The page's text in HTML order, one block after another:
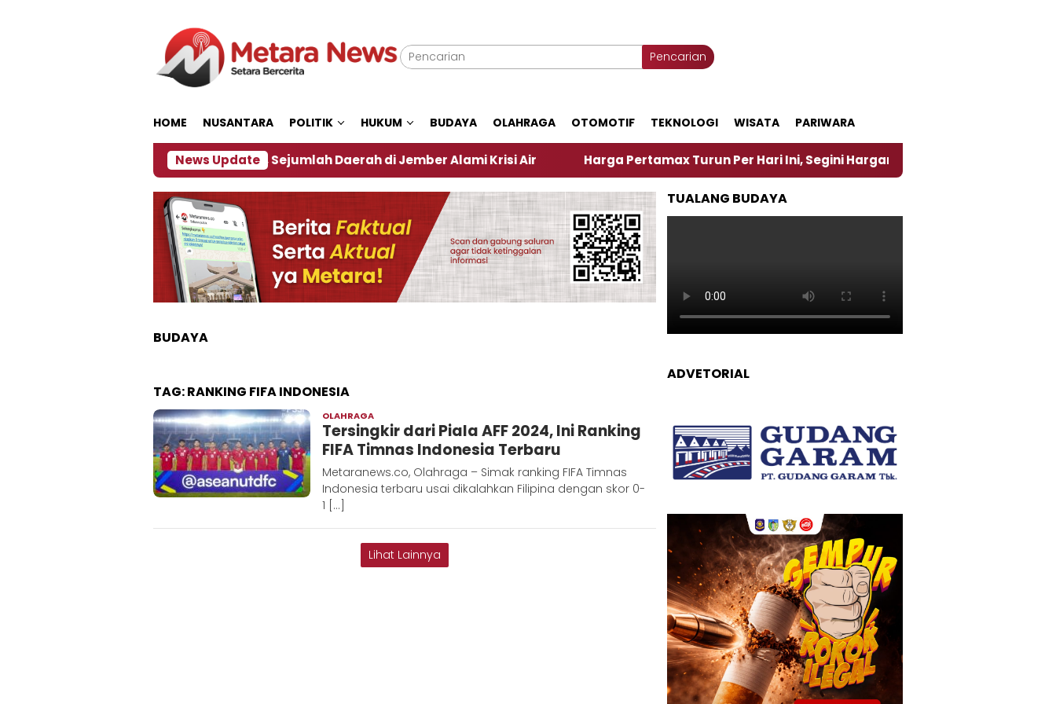
Pencarian
HOME NUSANTARA POLITIK HUKUM BUDAYA OLAHRAGA OTOMOTIF TEKNOLOGI WISATA PARIWARA
News Update
Dampak El Nino, Sejumlah Daerah di Jember Alami Krisi Air Harga Pertamax Turun Per Hari Ini, Segini Harganya
BUDAYA
TAG:RANKING FIFA INDONESIA
OLAHRAGA
D
Tersingkir dari Piala AFF 2024, Ini Ranking
FIFA Timnas Indonesia Terbaru
Metaranews.co, Olahraga – Simak ranking FIFA Timnas
Indonesia terbaru usai dikalahkan Filipina dengan skor 0-
1 […]
Lihat Lainnya
TUALANG BUDAYA
ADVETORIAL